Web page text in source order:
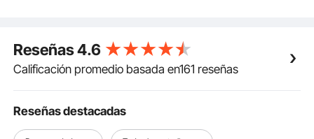
Seguridad en cada detalle: Nuestro gabinete de
seguridad inflamable cuenta con orificios de
ventilación que reducen efectivamente la
depósito de recogida para evitar fugas de líquidos
Reseñas4.6
Calificación promedio basada en161 reseñas
Reseñas destacadas